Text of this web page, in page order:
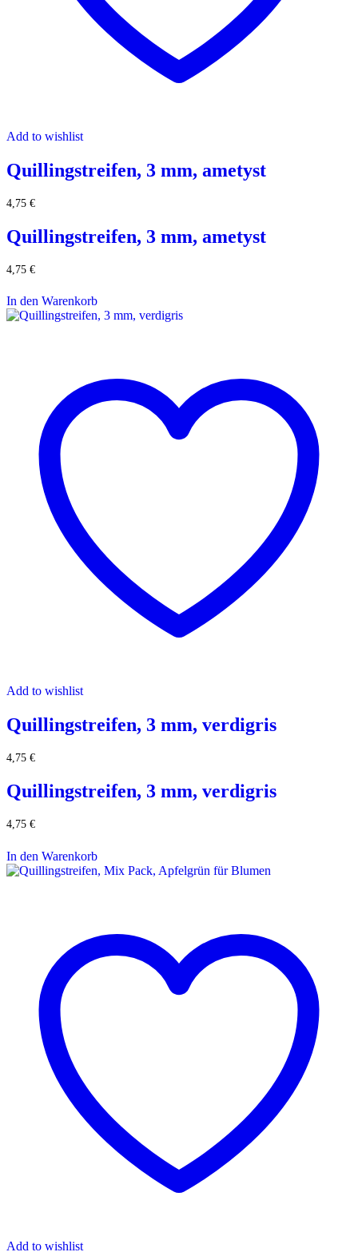
Add to wishlist
Quillingstreifen, 3 mm, ametyst
4,75 €
Quillingstreifen, 3 mm, ametyst
4,75 €
In den Warenkorb
Add to wishlist
Quillingstreifen, 3 mm, verdigris
4,75 €
Quillingstreifen, 3 mm, verdigris
4,75 €
In den Warenkorb
Add to wishlist